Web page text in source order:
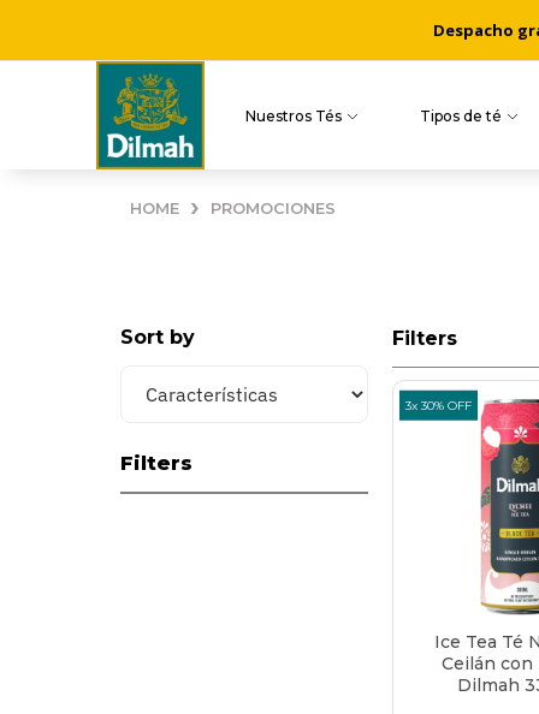
Despacho
Nuestros Tés Tipos de té
HOME › PROMOCIONES
Sort by
Filters
Filters
3x 30% OFF
Ice Tea Té
Ceilán con
Dilmah